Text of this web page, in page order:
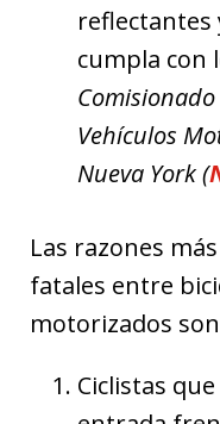
reflectantes
cumpla con
Vehículos
Nueva York (
Las razones
fatales entre
motorizados
Ciclistas